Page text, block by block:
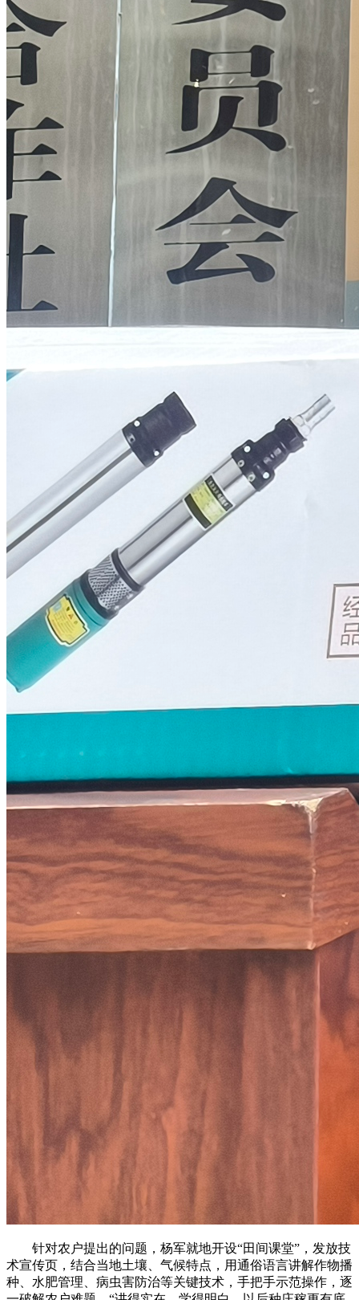
针对农户提出的问题，杨军就地开设“田间课堂”，发放技
术宣传页，结合当地土壤、气候特点，用通俗语言讲解作物播
种、水肥管理、病虫害防治等关键技术，手把手示范操作，逐